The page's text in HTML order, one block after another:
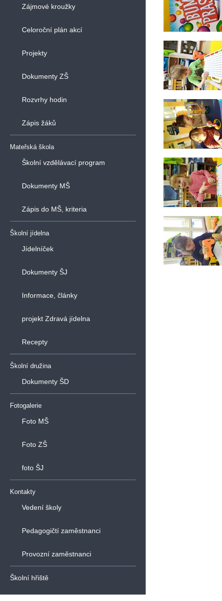
Zájmové kroužky
Celoroční plán akcí
Projekty
Dokumenty ZŠ
Rozvrhy hodin
Zápis žáků
Mateřská škola
Školní vzdělávací program
Dokumenty MŠ
Zápis do MŠ, kriteria
Školní jídelna
Jídelníček
Dokumenty ŠJ
Informace, články
projekt Zdravá jídelna
Recepty
Školní družina
Dokumenty ŠD
Fotogalerie
Foto MŠ
Foto ZŠ
foto ŠJ
Kontakty
Vedení školy
Pedagogičtí zaměstnanci
Provozní zaměstnanci
Školní hřiště